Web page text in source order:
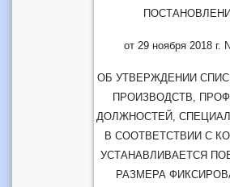
от 29 ноября 2018 г.
ОБ УТВЕРЖДЕНИИ
ПРОИЗВОДСТВ,
ДОЛЖНОСТЕЙ,
В СООТВЕТСТВИИ С
УСТАНАВЛИВАЕТСЯ
РАЗМЕРА